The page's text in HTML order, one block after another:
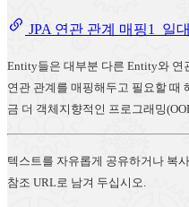
JPA 연관 관계 매핑1_일
Entity들은 대부분 다른 Entity와 연
연관 관계를 매핑해두고 필요할 때
금 더 객체지향적인 프로그래밍
텍스트를 자유롭게 공유하거나 복
참조 URL로 남겨 두십시오.